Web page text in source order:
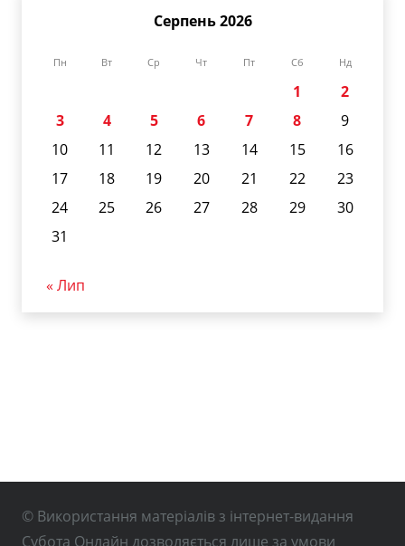
Серпень 2026
Пн Вт Ср Чт Пт Сб Нд
1
2
3
4 5 6 7 8
9
10
11 12 13 14 15
16
17
18 19 20 21 22
23
24
25 26 27 28 29
30
31
« Лип
© Використання матеріалів з інтернет-видання
Субота Онлайн дозволяється лише за умови